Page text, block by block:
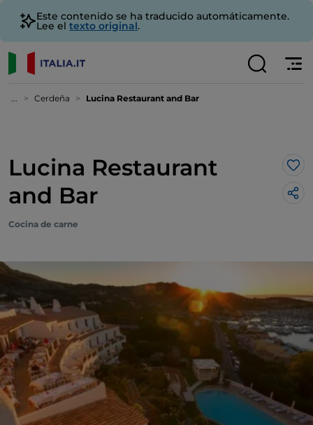
Este contenido se ha traducido automáticamente.
Lee el texto original.
... Cerdeña Lucina Restaurant and Bar
Lucina Restaurant
and Bar
Me
Cocina de carne